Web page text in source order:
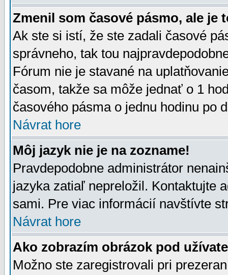
Zmenil som časové pásmo, ale je
Ak ste si istí, že ste zadali časové
správneho, tak tou
Fórum nie je stavané na
časom, takže sa môže jednať o 1
časového pásma o jednu hodinu po
Návrat hore
Môj jazyk nie je na zozname!
Pravdepodobne administrátor
jazyka zatiaľ nepreložil. Kontaktujte
sami. Pre viac informácií navštívte
Návrat hore
Ako zobrazím obrázok pod
Možno ste zaregistrovali pri